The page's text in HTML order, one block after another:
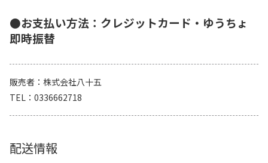
●お支払い方法：クレジットカード・ゆうちょ
即時振替
販売者
株式会社八十五
TEL
0336662718
配送情報